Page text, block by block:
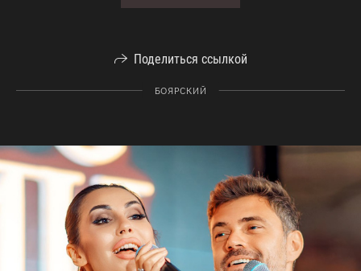
Поделиться ссылкой
БОЯРСКИЙ